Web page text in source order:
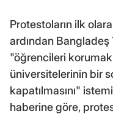
Protestoların ilk
ardından
"öğrencileri
üniversitelerinin bir
kapatılmasını"
haberine göre,